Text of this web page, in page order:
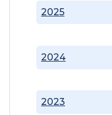
2023
2024
2025